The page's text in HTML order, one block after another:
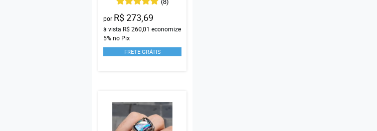
por R$ 273,69
à vista R$ 260,01 economize
5% no Pix
FRETE GRÁTIS